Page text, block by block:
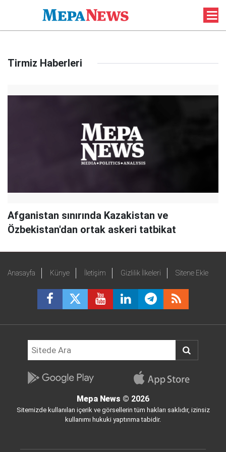
Tirmiz Haberleri
Afganistan sınırında Kazakistan ve
Özbekistan'dan ortak askeri tatbikat
Anasayfa Künye İletişim Gizlilik İlkeleri Sitene Ekle
Mepa News © 2026
Sitemizde kullanılan içerik ve görsellerin tüm hakları saklıdır, izinsiz
kullanımı hukuki yaptırıma tabidir.